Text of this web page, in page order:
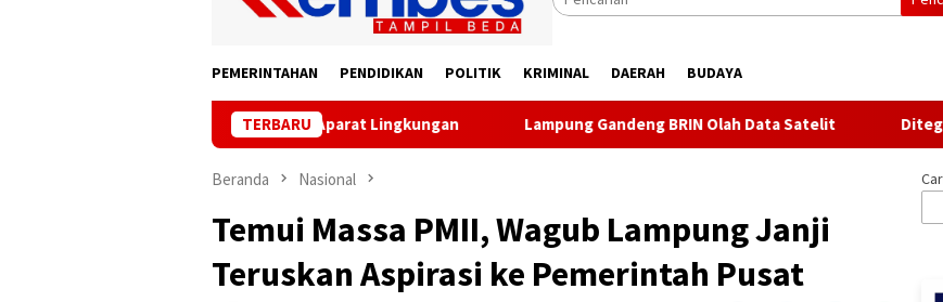
PEMERINTAHAN PENDIDIKAN POLITIK KRIMINAL DAERAH BUDAYA
TERBARU
Minta Evaluasi Aparat Lingkungan Lampung Gandeng BRIN Olah Data Satelit Ditegur karena Berisik,
Beranda Nasional
Temui Massa PMII, Wagub Lampung Janji
Teruskan Aspirasi ke Pemerintah Pusat